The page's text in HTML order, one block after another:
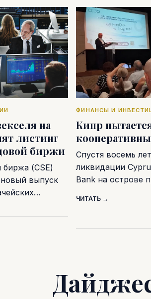
на
листинг
биржи
биржа (CSE)
выпуск
ФИНАНСЫ И
Кипр
Спустя восемь
ликвидации
Bank на острове
ЧИТАТЬ →